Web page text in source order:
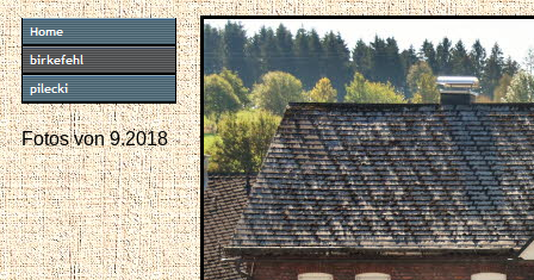
Fotos von 9.2018